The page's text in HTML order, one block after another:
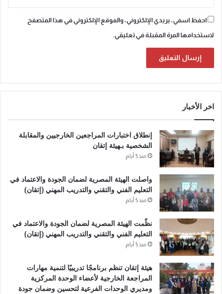
احفظ اسمي، بريدي الإلكتروني، والموقع الإلكتروني في هذا المتصفح
لاستخدامها المرة المقبلة في تعليقي.
t
r
n
a
i
e
:
اخر الأخبار
إنطلاق اختبارات المراجعين الخارجيين والمقابلة
الشخصية بـهيئة إتقان
منذ 5 أيام
واصلت الهيئة المصرية لضمان الجودة والاعتماد في
التعليم الفني والتقني والتدريب المهني (إتقان)
منذ 5 أيام
نظّمت الهيئة المصرية لضمان الجودة والاعتماد في
التعليم الفني والتقني والتدريب المهني (إتقان)
منذ 5 أيام
هيئة إتقان تنظم برنامجًا تدريبيًا لتنمية مهارات
المراجعة الخارجية لأعضاء الوحدة المركزية
ومديري الوحدات الفرعية لتحسين وضمان جودة